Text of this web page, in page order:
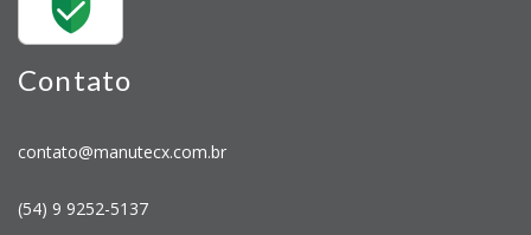
Contato
contato@manutecx.com.br
(54) 9 9252-5137